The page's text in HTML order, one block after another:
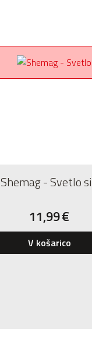
Shemag - Svetlo
11,99€
V košarico